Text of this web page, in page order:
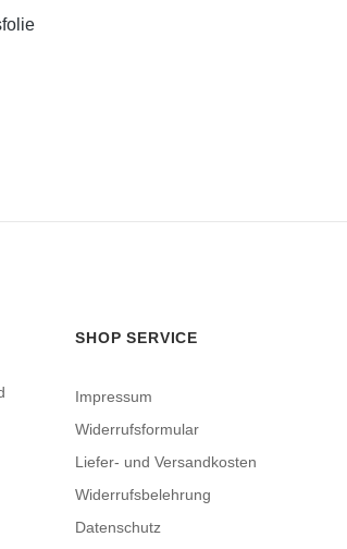
SHOP SERVICE
Impressum
Widerrufsformular
Liefer- und Versandkosten
Widerrufsbelehrung
Datenschutz